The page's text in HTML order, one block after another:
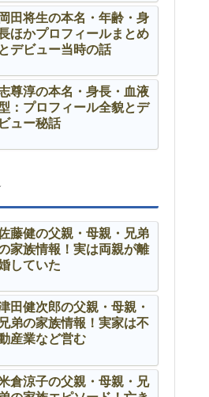
岡田将生の本名・年齢・身
ほかプロフィールまとめ
とデビュー当時の話
尊淳の本名・身長・血液
：プロフィール全貌とデ
ビュー秘話
藤健の父親・母親・兄弟
家族情報！実は両親が離
していた
田健次郎の父親・母親・
兄弟の家族情報！実家は不
産業など営む
倉涼子の父親・母親・兄